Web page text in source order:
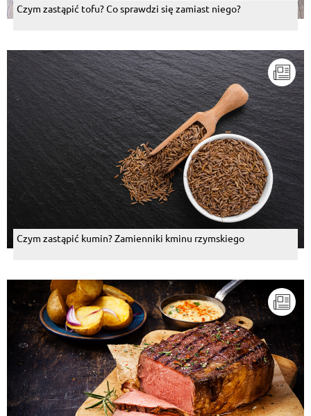
Czym zastąpić tofu? Co sprawdzi się zamiast niego?
Czym zastąpić kumin? Zamienniki kminu rzymskiego